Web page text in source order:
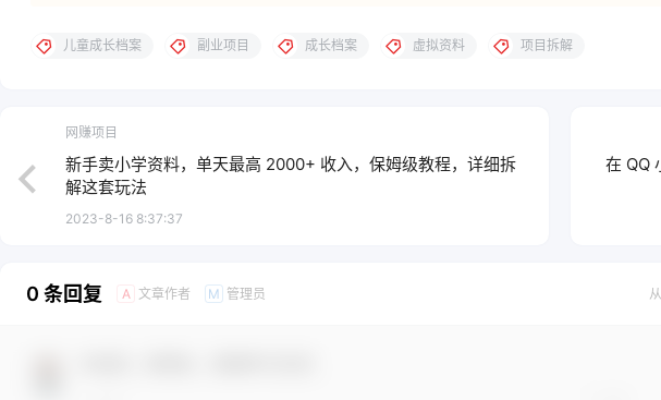
儿童成长档案 副业项目 成长档案 虚拟资料 项目拆解
网赚项目
新手卖小学资料，单天最高 2000+ 收入，保姆级教程，详细拆
解这套玩法
2023-8-16 8:37:37
在 QQ
0 条回复 A 文章作者 M 管理员